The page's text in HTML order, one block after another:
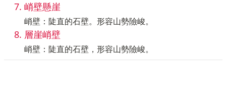
峭壁懸崖
峭壁：陡直的石壁。形容山勢險峻。
層崖峭壁
峭壁：陡直的石壁，形容山勢險峻。